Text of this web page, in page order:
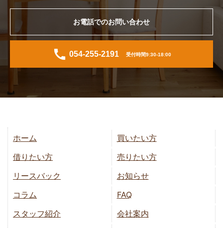
お電話でのお問い合わせ
054-255-2191 受付時間9:30-18:00
ホーム
買いたい方
借りたい方
売りたい方
リースバック
お知らせ
コラム
FAQ
スタッフ紹介
会社案内